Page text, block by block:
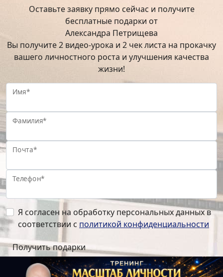
Оставьте заявку прямо сейчас и получите
бесплатные подарки от
Александра Петрищева
Вы получите 2 видео-урока и 2 чек листа на прокачку
вашего личностного роста и улучшения качества
жизни!
Имя*
Фамилия*
Почта*
Телефон*
Я согласен на обработку персональных данных в
соответствии с политикой конфиденциальности